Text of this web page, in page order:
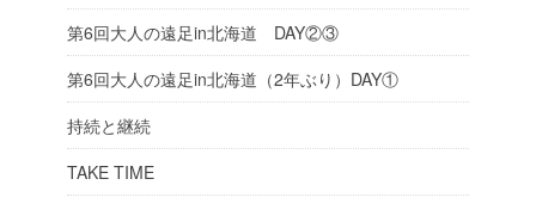
第6回大人の遠足in北海道 DAY②③
第6回大人の遠足in北海道（2年ぶり）DAY①
持続と継続
TAKE TIME